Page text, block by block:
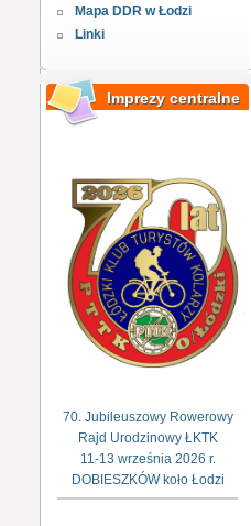
Mapa DDR w Łodzi
Linki
Imprezy centralne
70. Jubileuszowy Rowerowy
Rajd Urodzinowy ŁKTK
11-13 września 2026 r.
DOBIESZKÓW koło Łodzi